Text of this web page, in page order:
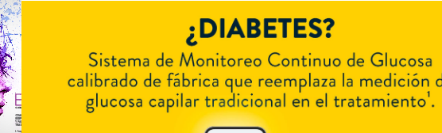
. Es producido por Casascoy cuenta con 2 presentaciones
disponibles.
Explorar más
Otros productos conmirabegrón
Otros productos de